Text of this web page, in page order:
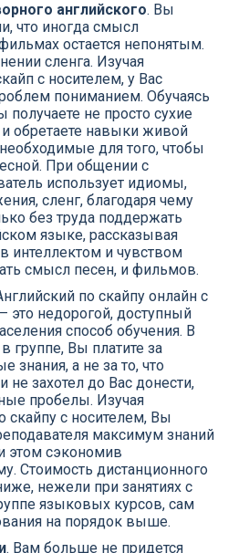
английского. Вы
что иногда смысл
остается непонятым.
сленга. Изучая
с носителем, у Вас
пониманием. Обучаясь
не просто сухие
обретаете навыки живой
для того, чтобы
При общении с
использует идиомы,
сленг, благодаря чему
без труда поддержать
языке, рассказывая
интеллектом и чувством
смысл песен, и фильмов.
по скайпу онлайн с
это недорогой, доступный
способ обучения. В
группе, Вы платите за
знания, а не за то, что
не захотел до Вас донести,
пробелы. Изучая
скайпу с носителем, Вы
максимум знаний
этом сэкономив
Стоимость дистанционного
нежели при занятиях с
языковых курсов, сам
на порядок выше.
. Вам больше не придется